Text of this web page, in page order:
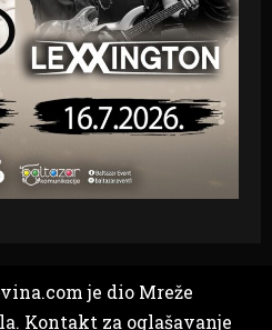
je dio Mreže
Kontakt za oglašavanje